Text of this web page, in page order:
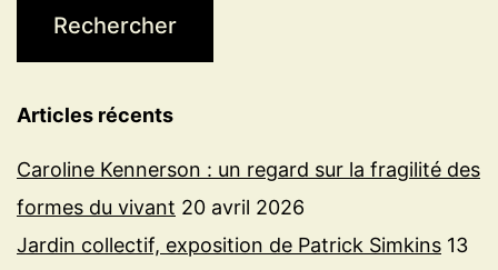
Articles récents
Caroline Kennerson : un regard sur la fragilité des
formes du vivant 20 avril 2026
Jardin collectif, exposition de Patrick Simkins 13